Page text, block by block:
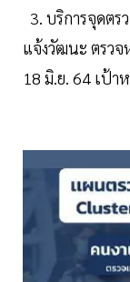
3. บริการจุดตร
แจ้งวัฒนะ ตรว
18 มิ.ย. 64 เป้า